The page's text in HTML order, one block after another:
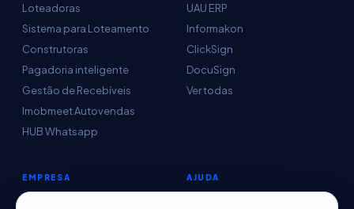
Loteadoras
Sistema para Loteamento
Construtoras
Pagadoria inteligente
Gestão de Recebíveis
Imobmeet Autovendas
HUB Whatsapp
UAU ERP
Informakon
ClickSign
DocuSign
Ver todas
EMPRESA AJUDA